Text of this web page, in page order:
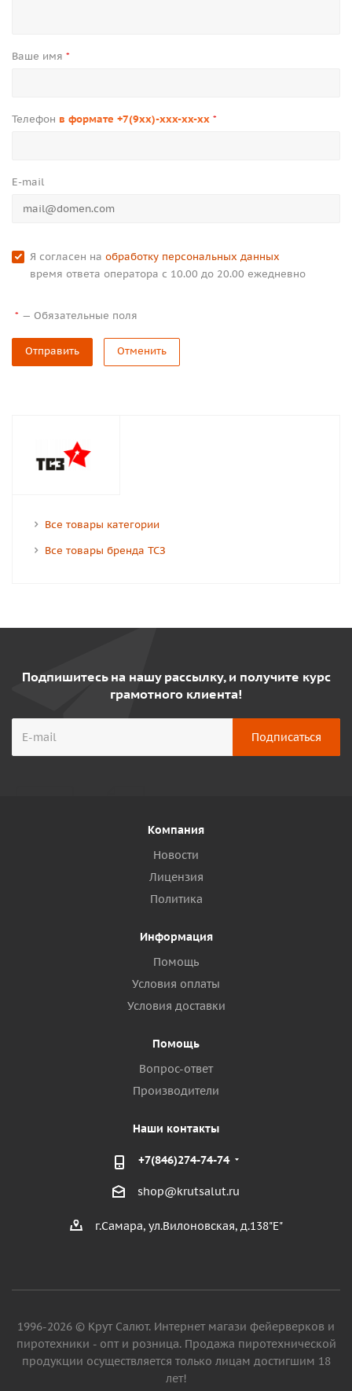
Ваше имя *
Телефон в формате +7(9xx)-xxx-xx-xx *
E-mail
Я согласен на обработку персональных данных
время ответа оператора с 10.00 до 20.00 ежедневно
* — Обязательные поля
Отправить Отменить
Все товары категории
Все товары бренда ТСЗ
Подпишитесь на нашу рассылку, и получите курс
грамотного клиента!
Компания
Новости
Лицензия
Политика
Информация
Помощь
Условия оплаты
Условия доставки
Помощь
Вопрос-ответ
Производители
Наши контакты
+7(846)274-74-74
shop@krutsalut.ru
г.Самара, ул.Вилоновская, д.138"Е"
1996-2026 © Крут Салют. Интернет магази фейерверков и
пиротехники - опт и розница. Продажа пиротехнической
продукции осуществляется только лицам достигшим 18
лет!